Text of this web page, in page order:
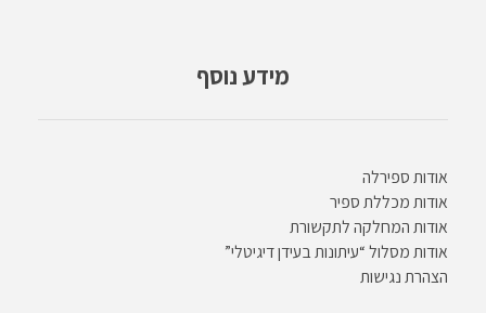
מידע נוסף
אודות ספירלה
אודות מכללת ספיר
אודות המחלקה לתקשורת
אודות מסלול “עיתונות בעידן דיגיטלי”
הצהרת נגישות